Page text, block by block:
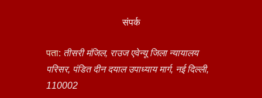
संपर्क
पता: तीसरी मंजिल, राउज एवेन्यू जिला न्यायालय
परिसर, पंडित दीन दयाल उपाध्याय मार्ग, नई दिल्ली,
110002